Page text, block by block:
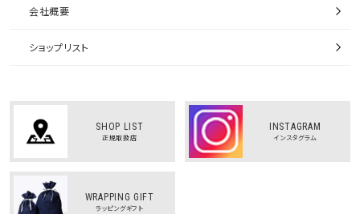
会社概要
ショップリスト
SHOP LIST
正規取扱店
INSTAGRAM
インスタグラム
WRAPPING GIFT
ラッピングギフト